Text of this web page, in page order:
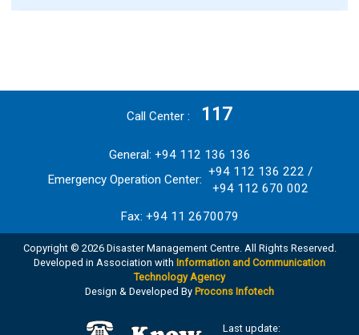
Call Center 117
General: +94 112 136 136
Emergency Operation Center:
+94 112 136 222 /
+94 112 670 002
Fax: +94 11 2670079
Copyright © 2026 Disaster Management Centre. All Rights Reserved.
Developed in Association with Information and Communication
Technology Agency
Design & Developed By Procons Infotech
Last update: